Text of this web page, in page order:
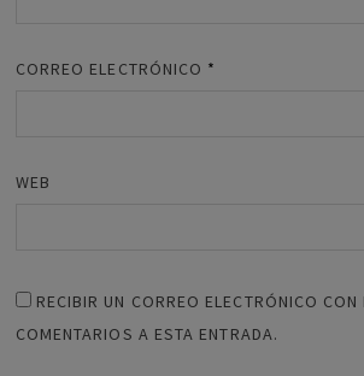
CORREO ELECTRÓNICO *
WEB
RECIBIR UN CORREO ELECTRÓNICO
COMENTARIOS A ESTA ENTRADA.